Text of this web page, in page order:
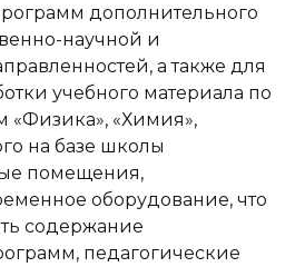
дополнительного
научной и
а также для
учебного материала по
«Физика», «Химия»,
на базе школы
помещения,
оборудование, что
содержание
педагогические